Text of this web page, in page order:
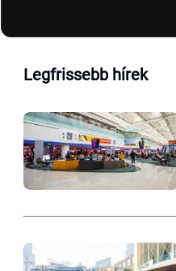
Legfrissebb hírek